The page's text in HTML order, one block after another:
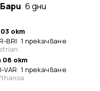
Бари 6 дни
03 окт
-BRI· 1 прекачване
08 окт
-VAR· 1 прекачване